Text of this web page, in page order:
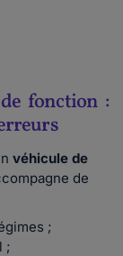
fonction :
véhicule de
de
;
;